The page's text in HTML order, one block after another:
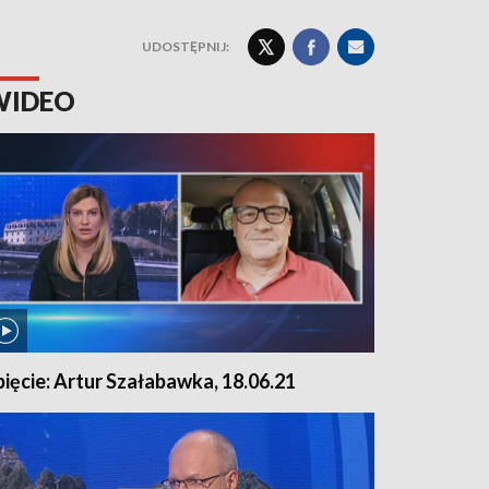
UDOSTĘPNIJ:
Artur Szałabawka, 18.06.21